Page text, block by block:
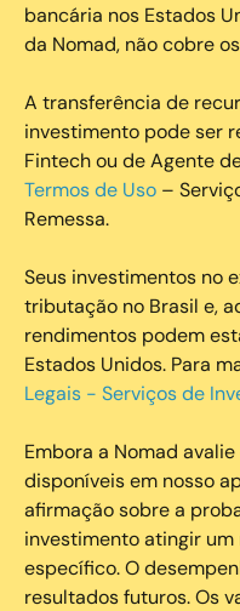
bancária nos Estados
da Nomad, não cobre
A transferência de
investimento pode ser
Fintech ou de Agente
Termos de Uso –
Remessa.
Seus investimentos no
tributação no Brasil e,
rendimentos podem
Estados Unidos. Para
Legais - Serviços de
Embora a Nomad
disponíveis em nosso
afirmação sobre a
investimento atingir
específico. O
resultados futuros. Os